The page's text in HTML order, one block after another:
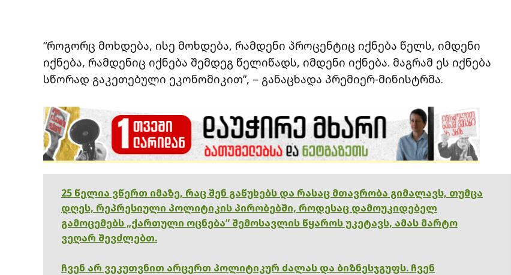
“როგორც მოხდება, ისე მოხდება, რამდენი პროცენტიც იქნება წელს, იმდენი
იქნება, რამდენიც იქნება შემდეგ წელიწადს, იმდენი იქნება. მაგრამ ეს იქნება
სწორად გაკეთებული ეკონომიკით”, – განაცხადა პრემიერ-მინისტრმა.
25 წელია ვწერთ იმაზე, რაც შენ გაწუხებს და რასაც მთავრობა გიმალავს, თუმცა
დღეს, რეპრესიული პოლიტიკის პირობებში, როდესაც დამოუკიდებელ
გამოცემებს „ქართული ოცნება“ შემოსავლის წყაროს უკეტავს, ამას მარტო
ვეღარ შევძლებთ.
ჩვენ არ ვეკუთვნით არცერთ პოლიტიკურ ძალას და ბიზნესჯგუფს. ჩვენ